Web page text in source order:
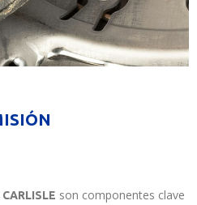
son componentes clave